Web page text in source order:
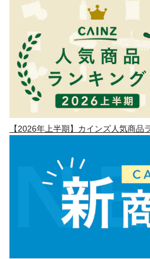
【2026年上半期】カインズ人気商品